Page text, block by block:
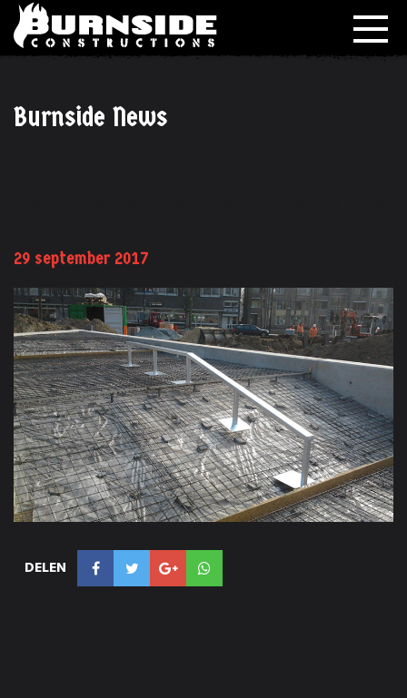
Burnside News
29 september 2017
DELEN